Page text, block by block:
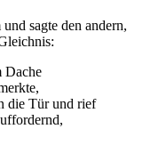
sagte den andern,
Dache
die Tür und rief